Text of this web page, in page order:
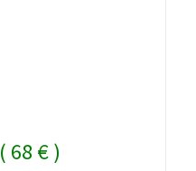
( 68 € )